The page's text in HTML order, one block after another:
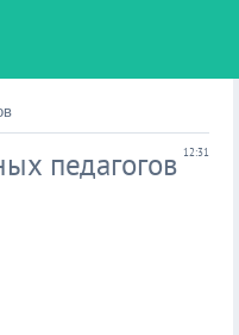
12:31
педагогов